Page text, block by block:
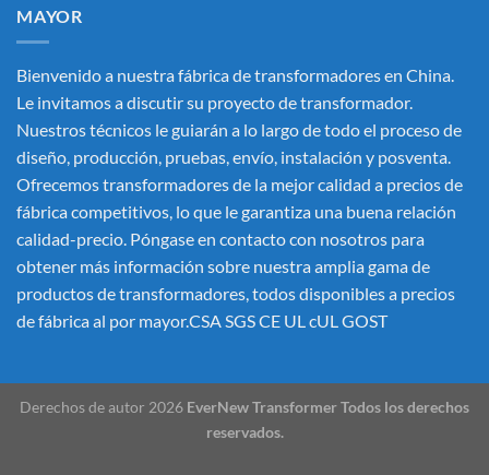
MAYOR
Bienvenido a nuestra fábrica de transformadores en China.
Le invitamos a discutir su proyecto de transformador.
Nuestros técnicos le guiarán a lo largo de todo el proceso de
diseño, producción, pruebas, envío, instalación y posventa.
Ofrecemos transformadores de la mejor calidad a precios de
fábrica competitivos, lo que le garantiza una buena relación
calidad-precio. Póngase en contacto con nosotros para
obtener más información sobre nuestra amplia gama de
productos de transformadores, todos disponibles a precios
de fábrica al por mayor.CSA SGS CE UL cUL GOST
Derechos de autor 2026 EverNew Transformer Todos los derechos
reservados.